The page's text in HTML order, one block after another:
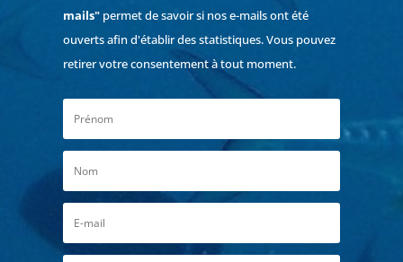
mails"permet de savoir si nos e-mails ont été
ouverts afin d'établir des statistiques. Vous pouvez
retirer votre consentement à tout moment.